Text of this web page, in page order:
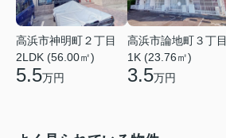
高浜市神明町２丁目
2LDK (56.00㎡)
5.5万円
高浜市論地町３丁目
1K (23.76㎡)
3.5万円